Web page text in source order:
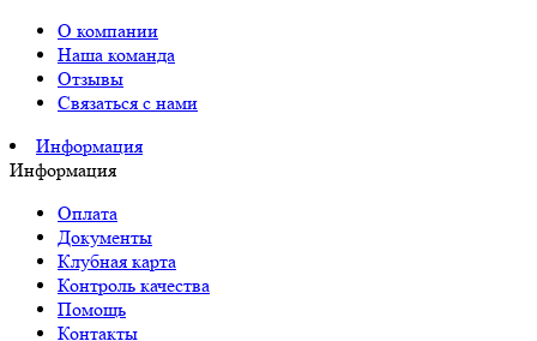
О компании
Наша команда
Отзывы
Связаться с нами
Информация
Информация
Оплата
Документы
Клубная карта
Контроль качества
Помощь
Контакты